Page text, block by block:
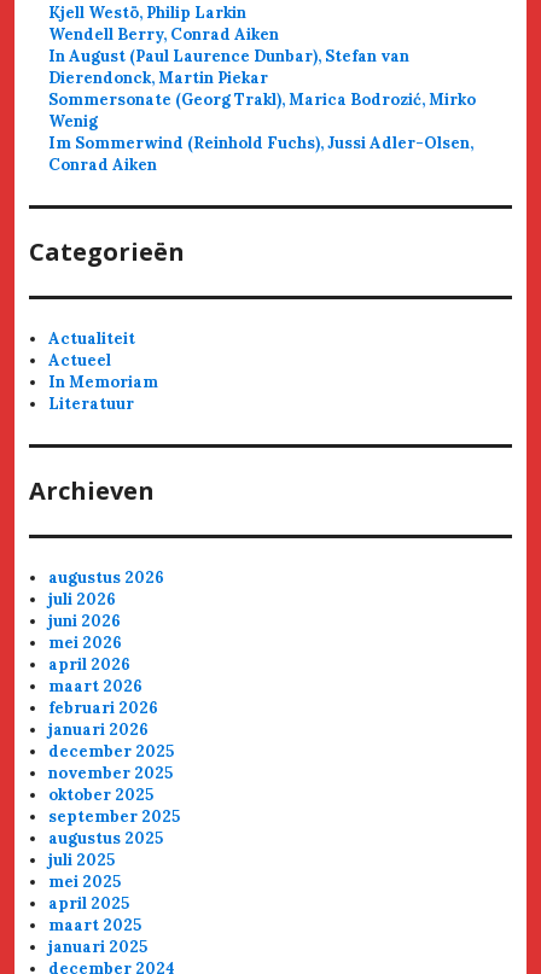
Kjell Westö, Philip Larkin
Wendell Berry, Conrad Aiken
In August (Paul Laurence Dunbar), Stefan van
Dierendonck, Martin Piekar
Sommersonate (Georg Trakl), Marica Bodrozić, Mirko
Wenig
Im Sommerwind (Reinhold Fuchs), Jussi Adler-Olsen,
Conrad Aiken
Categorieën
Actualiteit
Actueel
In Memoriam
Literatuur
Archieven
augustus 2026
juli 2026
juni 2026
mei 2026
april 2026
maart 2026
februari 2026
januari 2026
december 2025
november 2025
oktober 2025
september 2025
augustus 2025
juli 2025
mei 2025
april 2025
maart 2025
januari 2025
december 2024